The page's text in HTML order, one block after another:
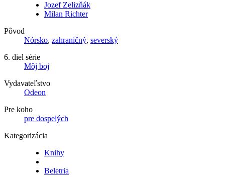
Jozef Zelizňák
Milan Richter
Pôvod
Nórsko, zahraničný, severský
6. diel série
Môj boj
Vydavateľstvo
Odeon
Pre koho
pre dospelých
Kategorizácia
Knihy
Beletria